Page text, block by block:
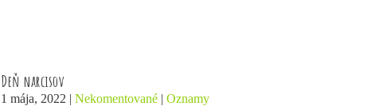
Deň narcisov
1 mája, 2022 | Nekomentované| Oznamy